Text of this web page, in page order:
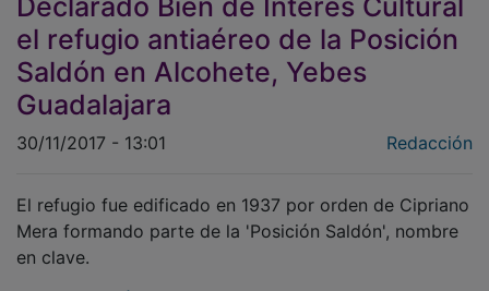
el refugio antiaéreo de la Posición
Saldón en Alcohete, Yebes
Guadalajara
30/11/2017 - 13:01
Mera formando parte de la 'Posición Saldón', nombre
en clave.
Vea aquí el